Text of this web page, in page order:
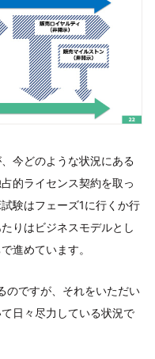
今どのような状況にある
的ライセンス契約を取っ
験はフェーズ1に行くか行
りはビジネスモデルとし
進めています。
のですが、それをいただい
日々尽力している状況で